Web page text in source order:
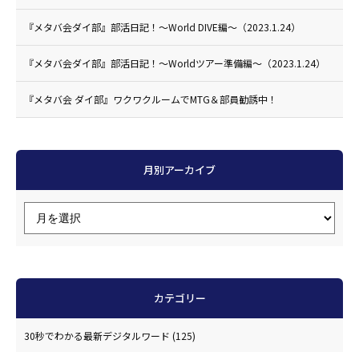
『メタバ会ダイ部』部活日記！〜World DIVE編〜（2023.1.24）
『メタバ会ダイ部』部活日記！〜Worldツアー準備編〜（2023.1.24）
『メタバ会 ダイ部』ワクワクルームでMTG＆部員勧誘中！
月別アーカイブ
カテゴリー
30秒でわかる最新デジタルワード (125)